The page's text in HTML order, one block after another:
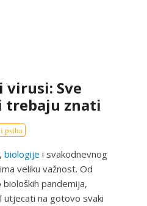
Sve
trebaju znati
psiha
biologije i svakodnevnog
veliku važnost. Od
pandemija,
utjecati na gotovo svaki